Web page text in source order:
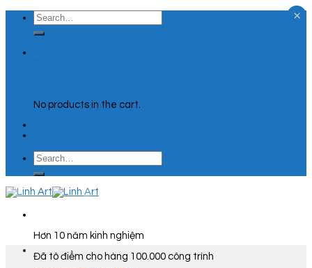
Skip
content
Search
for:
No products in the cart.
Search
for:
Hơn 10 năm kinh nghiệm
Đã tô điểm cho hàng 100.000 công trình
×